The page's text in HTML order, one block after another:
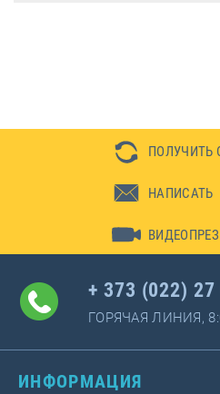
ПОЛУЧИТЬ
НАПИСАТЬ
+ 373 (022) 27
ГОРЯЧАЯ ЛИНИЯ,
ИНФОРМАЦИЯ